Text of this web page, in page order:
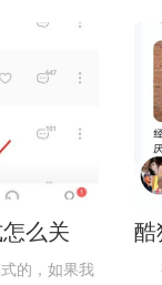
么关
式关闭
的，如果我